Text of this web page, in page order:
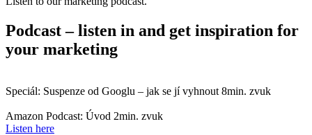
Podcast – listen in and get inspiration for
your marketing
Speciál: Suspenze od Googlu – jak se jí vyhnout 8min. zvuk
Amazon Podcast: Úvod 2min. zvuk
Listen here